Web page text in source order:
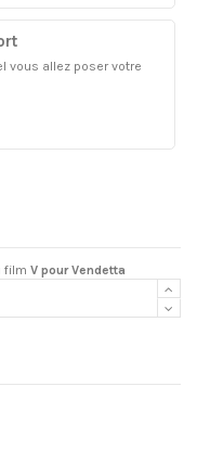
vous allez poser votre
film V pour Vendetta